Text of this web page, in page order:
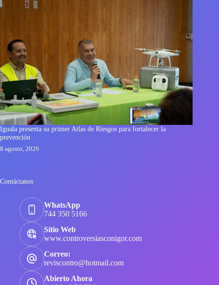
Iguala presenta su primer Atlas de Riesgos para fortalecer la
prevención
8 agosto, 2026
Contáctanos
WhatsApp
744 350 5166
Sitio Web
www.controversiasconigor.com
Correo:
reviscontro@hotmail.com
Abierto Ahora